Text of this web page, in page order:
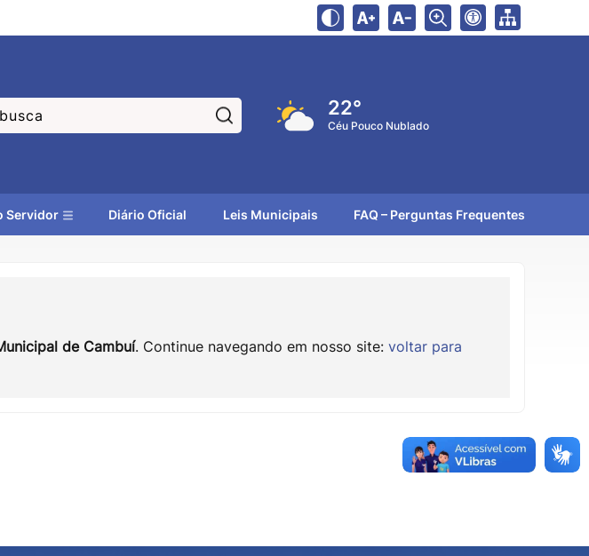
Pesquisar: 22°
Céu Pouco Nublado
Servidor Diário Oficial Leis Municipais FAQ – Perguntas Frequentes
de Cambuí. Continue navegando em nosso site: voltar para